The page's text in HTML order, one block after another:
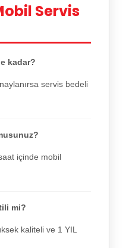
Servis
kadar?
servis bedeli
içinde mobil
mi?
kaliteli ve 1 YIL